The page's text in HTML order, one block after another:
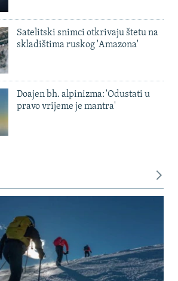
Satelitski snimci otkrivaju štetu na
skladištima ruskog 'Amazona'
Doajen bh. alpinizma: 'Odustati u
pravo vrijeme je mantra'